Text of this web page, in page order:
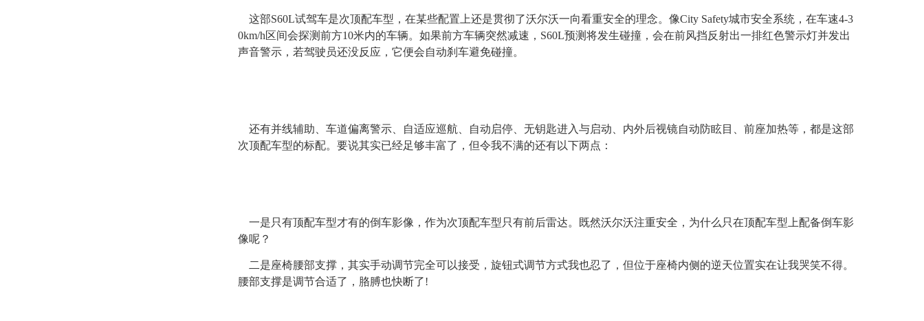
这部S60L试驾车是次顶配车型，在某些配置上还是贯彻了沃尔沃一向看重安全的理念。像City Safety城市安全系统，在车速4-3
0km/h区间会探测前方10米内的车辆。如果前方车辆突然减速，S60L预测将发生碰撞，会在前风挡反射出一排红色警示灯并发出
声音警示，若驾驶员还没反应，它便会自动刹车避免碰撞。
还有并线辅助、车道偏离警示、自适应巡航、自动启停、无钥匙进入与启动、内外后视镜自动防眩目、前座加热等，都是这部
次顶配车型的标配。要说其实已经足够丰富了，但令我不满的还有以下两点：
一是只有顶配车型才有的倒车影像，作为次顶配车型只有前后雷达。既然沃尔沃注重安全，为什么只在顶配车型上配备倒车影
像呢？
二是座椅腰部支撑，其实手动调节完全可以接受，旋钮式调节方式我也忍了，但位于座椅内侧的逆天位置实在让我哭笑不得。
腰部支撑是调节合适了，胳膊也快断了!